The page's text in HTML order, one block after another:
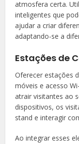
atmosfera certa.
inteligentes que
ajudar a criar
adaptando-se a
Estações de
Oferecer estações
móveis e acesso
atrair visitantes ao
dispositivos, os
stand e interagir
Ao integrar esses